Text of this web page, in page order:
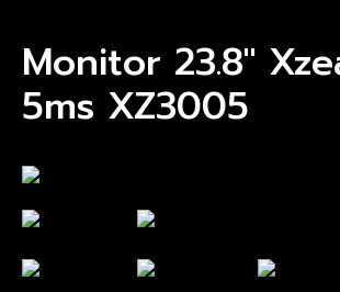
Monitor 23.8″
5ms XZ3005